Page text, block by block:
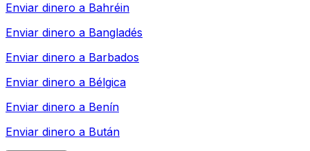
Enviar dinero a Bahréin
Enviar dinero a Bangladés
Enviar dinero a Barbados
Enviar dinero a Bélgica
Enviar dinero a Benín
Enviar dinero a Bután